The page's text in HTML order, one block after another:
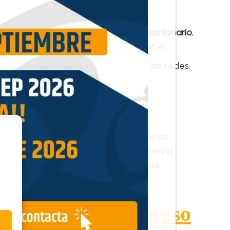
marzo,para elaborar un nuevo cuestionario,
calificador que intervienen en él.
sábado, 24 de marzo de 2018
, en las sedes,
su voluntad, haya podido causar a los
garantizando la confianza en la
para ingreso